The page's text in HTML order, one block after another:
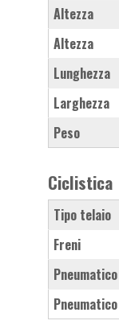
Altezza
Altezza
Lunghezza
Larghezza
Peso
Ciclistica
Tipo telaio
Freni